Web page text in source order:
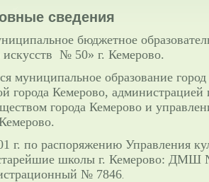
сведения
бюджетное
искусств № 50» г. Кемерово.
образование
города Кемерово, администрацией
города Кемерово и
по распоряжению Управления
школы г. Кемерово: ДМШ №
№ 7846